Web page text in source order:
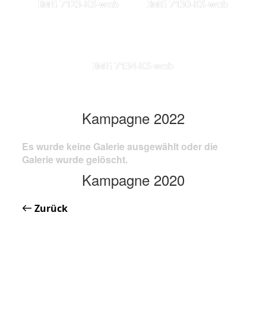
IMG 7123-KS-web IMG 7130-KS-web
IMG 7134-KS-web
Kampagne 2022
Es wurde keine Galerie ausgewählt oder die
Galerie wurde gelöscht.
Kampagne 2020
Zurück